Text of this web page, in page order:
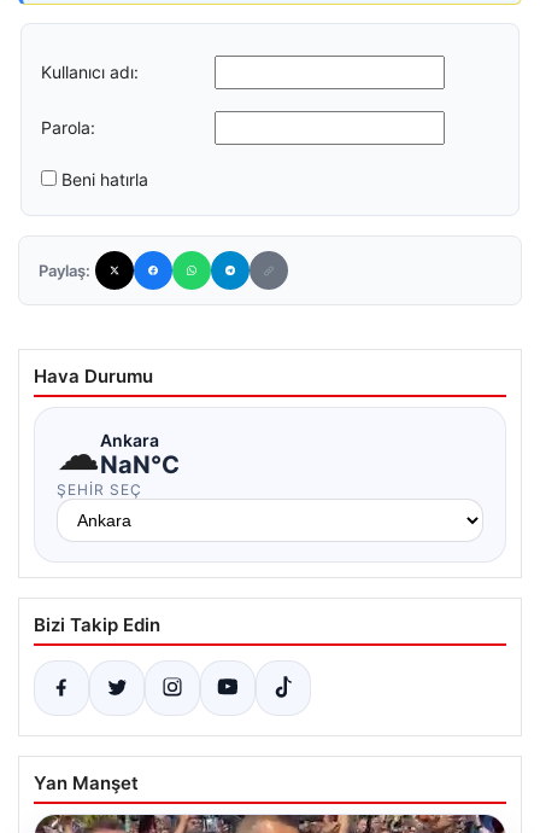
Kullanıcı adı:
Parola:
Beni hatırla
Paylaş:
Hava Durumu
☁Ankara
NaN°C
ŞEHIR SEÇ
Bizi Takip Edin
Yan Manşet